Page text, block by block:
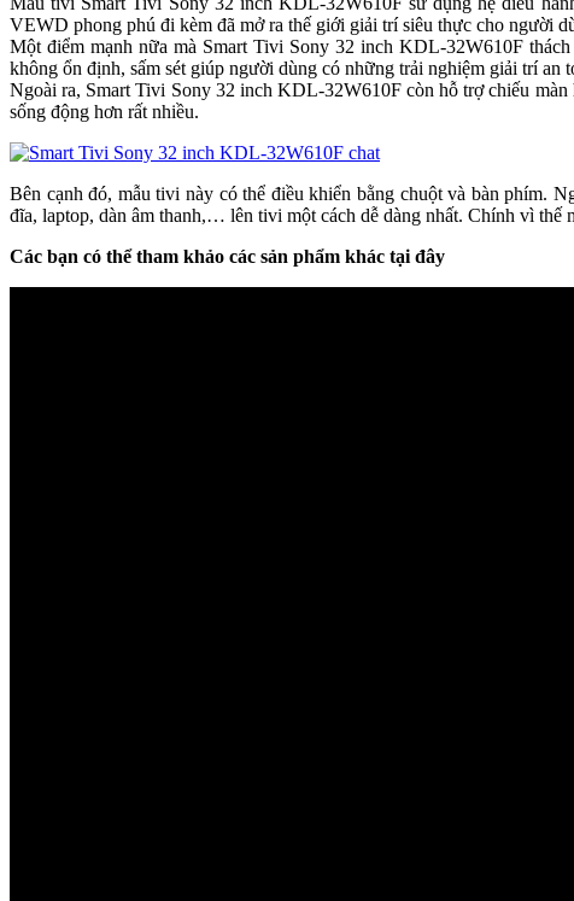
VEWD phong phú đi kèm đã mở ra thế giới giải trí siêu thực cho người
Một điểm mạnh nữa mà Smart Tivi Sony 32 inch KDL-32W610F
không ổn định, sấm sét giúp người dùng có những trải nghiệm giải trí an
Ngoài ra, Smart Tivi Sony 32 inch KDL-32W610F còn hỗ trợ chiếu
sống động hơn rất nhiều.
Bên cạnh đó, mẫu tivi này có thể điều khiển bằng chuột và bàn phím.
đĩa, laptop, dàn âm thanh,… lên tivi một cách dễ dàng nhất. Chính vì thế
Các bạn có thể tham khảo các sản phẩm khác tại đây